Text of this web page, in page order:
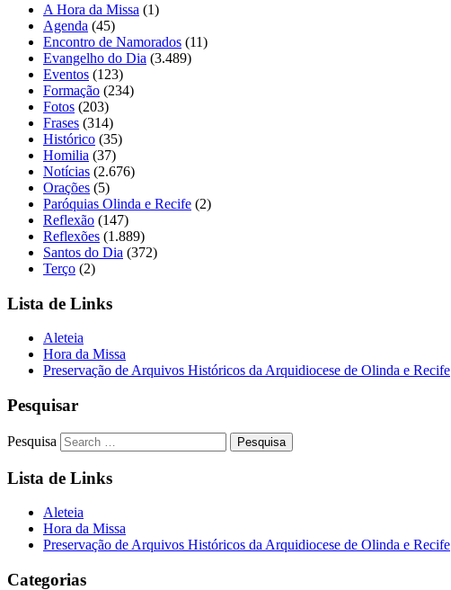
A Hora da Missa (1)
Agenda (45)
Encontro de Namorados (11)
Evangelho do Dia (3.489)
Eventos (123)
Formação (234)
Fotos (203)
Frases (314)
Histórico (35)
Homilia (37)
Notícias (2.676)
Orações (5)
Paróquias Olinda e Recife (2)
Reflexão (147)
Reflexões (1.889)
Santos do Dia (372)
Terço (2)
Lista de Links
Aleteia
Hora da Missa
Preservação de Arquivos Históricos da Arquidiocese de Olinda e Recife
Pesquisar
Pesquisa
Lista de Links
Aleteia
Hora da Missa
Preservação de Arquivos Históricos da Arquidiocese de Olinda e Recife
Categorias